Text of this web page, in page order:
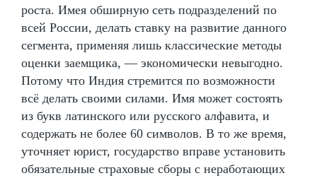
роста. Имея обширную сеть подразделений по
всей России, делать ставку на развитие данного
сегмента, применяя лишь классические методы
оценки заемщика, — экономически невыгодно.
Потому что Индия стремится по возможности
всё делать своими силами. Имя может состоять
из букв латинского или русского алфавита, и
содержать не более 60 символов. В то же время,
уточняет юрист, государство вправе установить
обязательные страховые сборы с неработающих